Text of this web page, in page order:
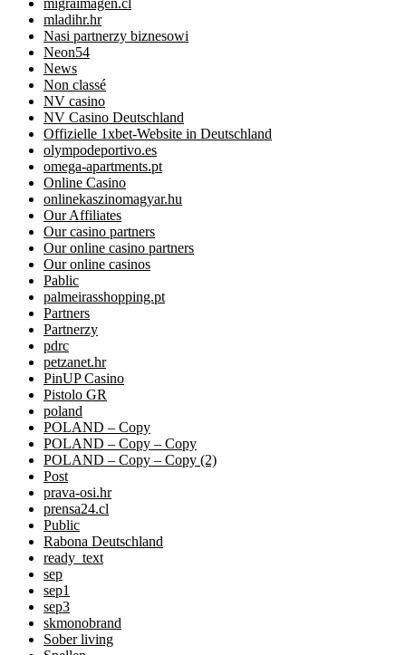
mladihr.hr
Nasi partnerzy biznesowi
Neon54
News
Non classé
NV casino
NV Casino Deutschland
Offizielle 1xbet-Website in Deutschland
olympodeportivo.es
omega-apartments.pt
Online Casino
onlinekaszinomagyar.hu
Our Affiliates
Our casino partners
Our online casino partners
Our online casinos
Pablic
palmeirasshopping.pt
Partners
Partnerzy
pdrc
petzanet.hr
PinUP Casino
Pistolo GR
poland
POLAND – Copy
POLAND – Copy – Copy
POLAND – Copy – Copy (2)
Post
prava-osi.hr
prensa24.cl
Public
Rabona Deutschland
ready_text
sep
sep1
sep3
skmonobrand
Sober living